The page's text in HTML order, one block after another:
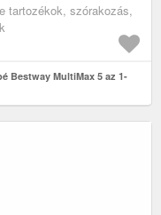
tartozékok, szórakozás,
Bestway MultiMax 5 az 1-